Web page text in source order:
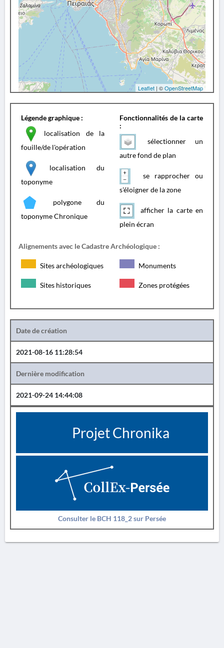
Leaflet | ©OpenStreetMap
Légende graphique :
localisation de la
fouille/de l'opération
localisation du
toponyme
polygone du
toponyme Chronique
Fonctionnalités de la carte
:
sélectionner un
autre fond de plan
se rapprocher ou
s'éloigner de la zone
afficher la carte en
plein écran
Alignements avec le Cadastre Archéologique :
Sites archéologiques Monuments
Sites historiques Zones protégées
Date de création
2021-08-16 11:28:54
Dernière modification
2021-09-24 14:44:08
Projet Chronika
Consulter le BCH 118_2 sur Persée